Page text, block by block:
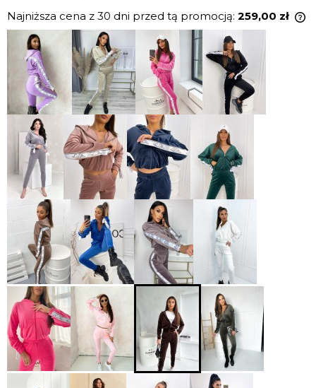
Najniższa cena z 30 dni przed tą promocją: 259,00 zł